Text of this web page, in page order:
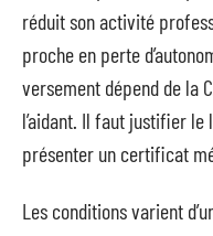
réduit son activité
proche en perte
versement dépend de la
l’aidant. Il faut justifier
présenter un certificat
Les conditions varient